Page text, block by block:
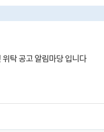
탁 공고 알림마당 입니다